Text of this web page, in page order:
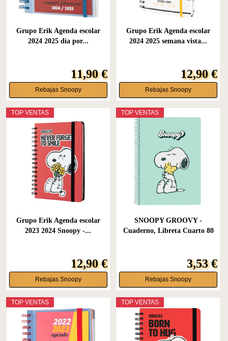
Grupo Erik Agenda escolar
2024 2025 día por...
11,90 €
Rebajas Snoopy
Grupo Erik Agenda escolar
2024 2025 semana vista...
12,90 €
Rebajas Snoopy
TOP VENTAS
Grupo Erik Agenda escolar
2023 2024 Snoopy -...
12,90 €
Rebajas Snoopy
TOP VENTAS
SNOOPY GROOVY -
Cuaderno, Libreta Cuarto 80
3,53 €
Rebajas Snoopy
TOP VENTAS TOP VENTAS